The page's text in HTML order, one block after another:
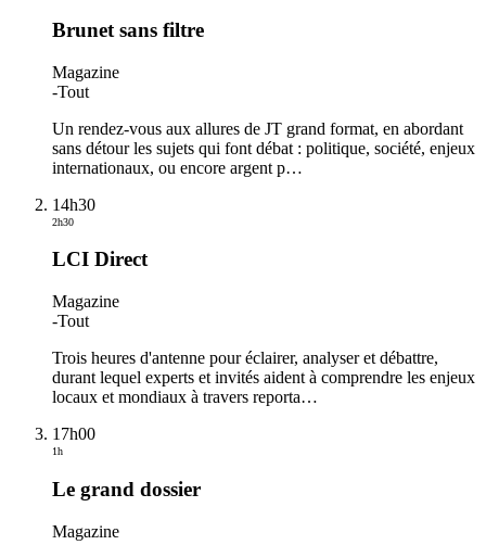
Brunet sans filtre
Magazine
-Tout
Un rendez-vous aux allures de JT grand format, en abordant
sans détour les sujets qui font débat : politique, société, enjeux
internationaux, ou encore argent p…
14h30
2h30
LCI Direct
Magazine
-Tout
Trois heures d'antenne pour éclairer, analyser et débattre,
durant lequel experts et invités aident à comprendre les enjeux
locaux et mondiaux à travers reporta…
17h00
1h
Le grand dossier
Magazine